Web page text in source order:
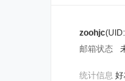
zoohjc
邮箱状态
统计信息